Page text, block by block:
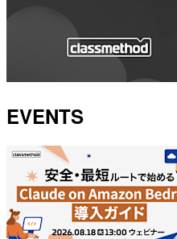
EVENTS